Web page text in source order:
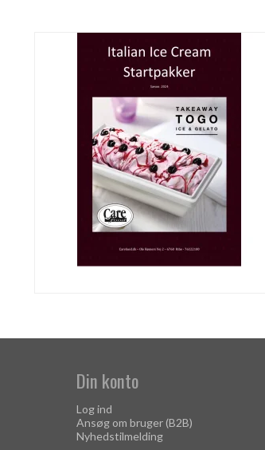
Din konto
Log ind
Ansøg om bruger (B2B)
Nyhedstilmelding